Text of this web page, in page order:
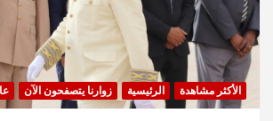
الأكثر مشاهدة الرئيسية زوارنا يتصفحون الآن